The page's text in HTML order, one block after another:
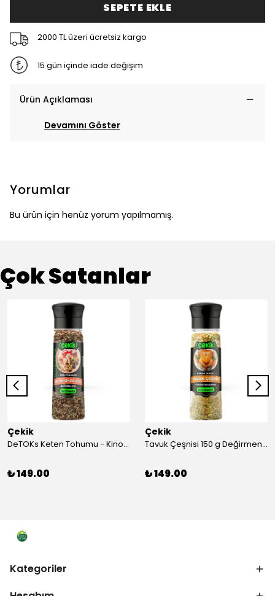
SEPETE EKLE
2000 TL üzeri ücretsiz kargo
15 gün içinde iade değişim
Ürün Açıklaması
Devamını Göster
Yorumlar
Bu ürün için henüz yorum yapılmamış.
Çok Satanlar
Çekik
DeTOKs Keten Tohumu - Kinoa - Çiya Değirmen 220 g Yağ yakmaya ve Sindirim Sistemini Düzenlemeye Yardımcı Kendin Öğüt Taze
₺ 149.00
Çekik
Tavuk Çeşnisi 150 g Değirmen Karışık Sebzeli Kendin Öğüt
₺ 149.00
Kategoriler